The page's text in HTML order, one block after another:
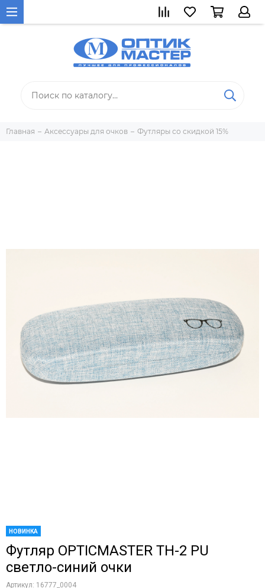
Главная Аксессуары для очков Футляры со скидкой 15%
НОВИНКА
Футляр OPTICMASTER ТН-2 PU
светло-синий очки
Артикул: 16777_0004